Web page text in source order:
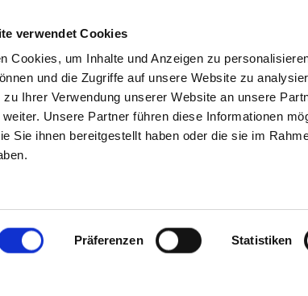
verwendet Cookies
Cookies, um Inhalte und Anzeigen zu
und die Zugriffe auf unsere Website zu
zu Ihrer Verwendung unserer Website an unsere
weiter. Unsere Partner führen diese Informationen
Sie ihnen bereitgestellt haben oder die sie im
Präferenzen Statistiken
SUCHEN TIPPS &
EVANGELISCHES